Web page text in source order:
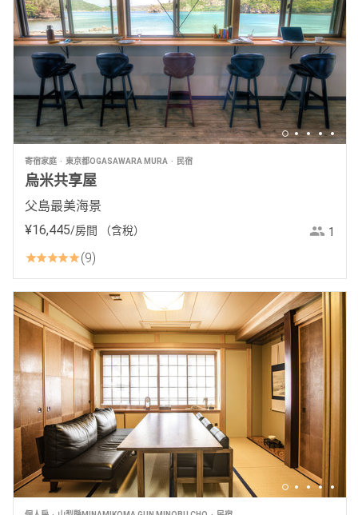
寄宿家庭 東京都OGASAWARA MURA 民宿
烏米共享屋
父島最美海景
¥16,445/房間 （含稅） 1
9